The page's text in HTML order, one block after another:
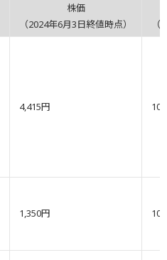
株価
（2024年6月3日終値時点）
4,415円
1,350円